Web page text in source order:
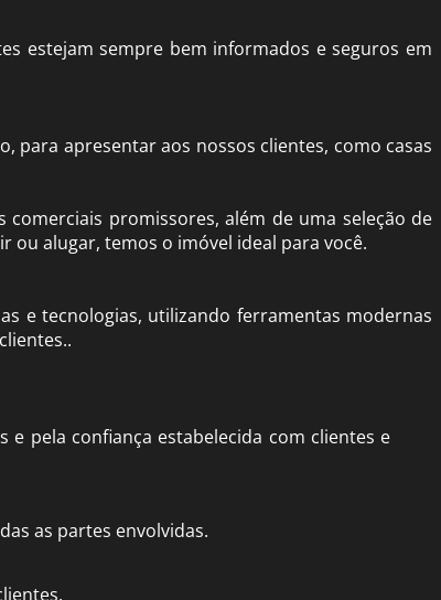
estejam sempre bem informados e seguros em
para apresentar aos nossos clientes, como casas
promissores, além de uma seleção de
ou alugar, temos o imóvel ideal para você.
e tecnologias, utilizando ferramentas modernas
e pela confiança estabelecida com clientes e
as partes envolvidas.